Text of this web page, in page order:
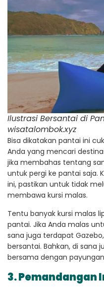
Ilustrasi Bersantai di
wisatalombok.xyz
Bisa dikatakan pantai ini
Anda yang mencari
jika membahas tentang
untuk pergi ke pantai saja.
ini, pastikan untuk tidak
membawa kursi malas.
Tentu banyak kursi malas
pantai. Jika Anda malas
sana juga terdapat
bersantai. Bahkan, di sana
bersama dengan
3. Pemandangan